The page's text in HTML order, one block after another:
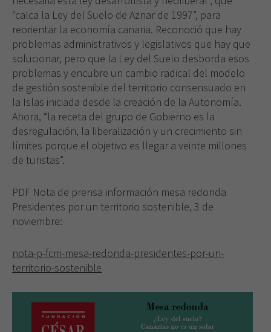
“calca la Ley del Suelo de Aznar de 1997”, para
reorientar la economía canaria. Reconoció que hay
problemas administrativos y legislativos que hay que
solucionar, pero que la Ley del Suelo desborda esos
problemas y encubre un cambio radical del modelo
de gestión sostenible del territorio consensuado en
la Islas iniciada desde la creación de la Autonomía.
Ahora, “la receta del grupo de Gobierno es la
desregulación, la liberalización y un crecimiento sin
límites porque el objetivo es llegar a veinte millones
de turistas”.
PDF Nota de prensa información mesa redonda
Presidentes por un territorio sostenible, 3 de
noviembre:
nota-p-fcm-mesa-redonda-presidentes-por-un-
territorio-sostenible